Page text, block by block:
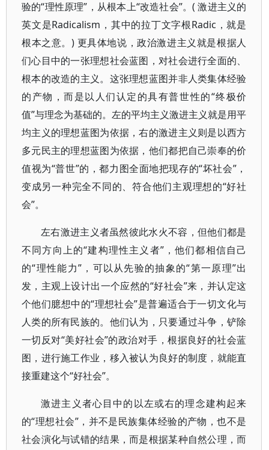
验的“理性原理”，从根本上“改造社会”。( 激进主义的
英文是Radicalism，其中的拉丁文字根Radic，就是
根本之意。) 更具体地说，政治激进主义就是根据人
们心目中的一张理想社会蓝图，对社会进行全面的、
根本的改造的主义。这张理想蓝图并非人类集体经验
的产物，而是以人们认定的具有普世性的“终极价
值”与理念为基础的。左的平均主义激进主义就是用平
均主义的理想蓝图为依据，右的激进主义则是以西方
多元民主的理想蓝图为依据，他们都把自己崇奉的价
值视为“普世”的，都力图全面地把现存的“坏社会”，
变成另一种完全不同的、符合他们主观理想的“好社
会”。
左右激进主义者虽然彼此水火不容，但他们都是
不同方向上的“建构理性主义者”，他们都相信自己
的“理性能力”，可以从先验的抽象的“第一原理”出
发，主观上设计出一个应然的“好社会”来，并认定这
个他们臆想中的“理想社会”是普遍适合于一切文化与
人类的所有民族的。他们认为，只要通过斗争，铲除
一切反对“美好社会”的政治对手，根据良好的社会蓝
图，进行施工作业，移入被认为良好的制度，就能直
接重建这个“好社会”。
激进主义者心目中的以左或右的理念建构起来
的“理想社会”，并不是民族集体经验的产物，也不是
社会演化与试错的结果，而是根据某种自然公理，而